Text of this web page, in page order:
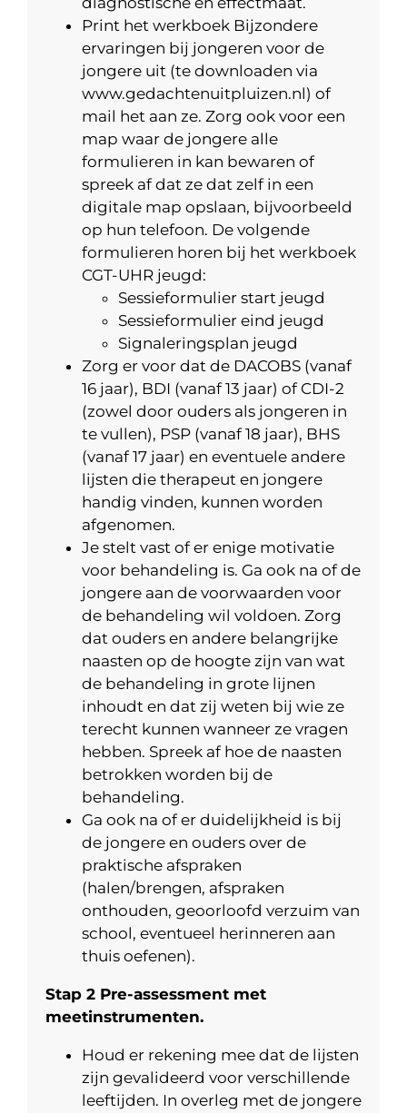
Print het werkboek Bijzondere
ervaringen bij jongeren voor de
jongere uit (te downloaden via
www.gedachtenuitpluizen.nl) of
mail het aan ze. Zorg ook voor een
map waar de jongere alle
formulieren in kan bewaren of
spreek af dat ze dat zelf in een
digitale map opslaan, bijvoorbeeld
op hun telefoon. De volgende
formulieren horen bij het werkboek
CGT-UHR jeugd:
Sessieformulier start jeugd
Sessieformulier eind jeugd
Signaleringsplan jeugd
Zorg er voor dat de DACOBS (vanaf
16 jaar), BDI (vanaf 13 jaar) of CDI-2
(zowel door ouders als jongeren in
te vullen), PSP (vanaf 18 jaar), BHS
(vanaf 17 jaar) en eventuele andere
lijsten die therapeut en jongere
handig vinden, kunnen worden
afgenomen.
Je stelt vast of er enige motivatie
voor behandeling is. Ga ook na of de
jongere aan de voorwaarden voor
de behandeling wil voldoen. Zorg
dat ouders en andere belangrijke
naasten op de hoogte zijn van wat
de behandeling in grote lijnen
inhoudt en dat zij weten bij wie ze
terecht kunnen wanneer ze vragen
hebben. Spreek af hoe de naasten
betrokken worden bij de
behandeling.
Ga ook na of er duidelijkheid is bij
de jongere en ouders over de
praktische afspraken
(halen/brengen, afspraken
onthouden, geoorloofd verzuim van
school, eventueel herinneren aan
thuis oefenen).
Stap 2 Pre-assessment met
meetinstrumenten.
Houd er rekening mee dat de lijsten
zijn gevalideerd voor verschillende
leeftijden. In overleg met de jongere